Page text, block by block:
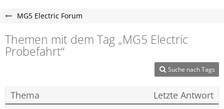
MG5 Electric Forum
Themen mit dem Tag „MG5 Electric
Probefahrt“
Suche nach Tags
Thema Letzte Antwort